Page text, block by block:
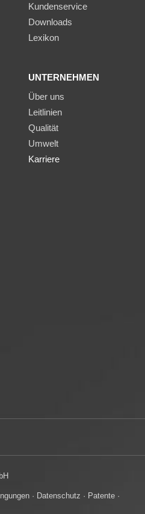
Kundenservice
Downloads
Lexikon
UNTERNEHMEN
Über uns
Leitlinien
Qualität
Umwelt
Karriere
· Datenschutz · Patente ·